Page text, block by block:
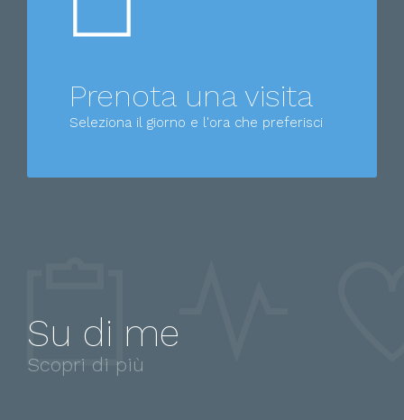
Prenota una visita
Seleziona il giorno e l'ora che preferisci
Su di me
Scopri di più